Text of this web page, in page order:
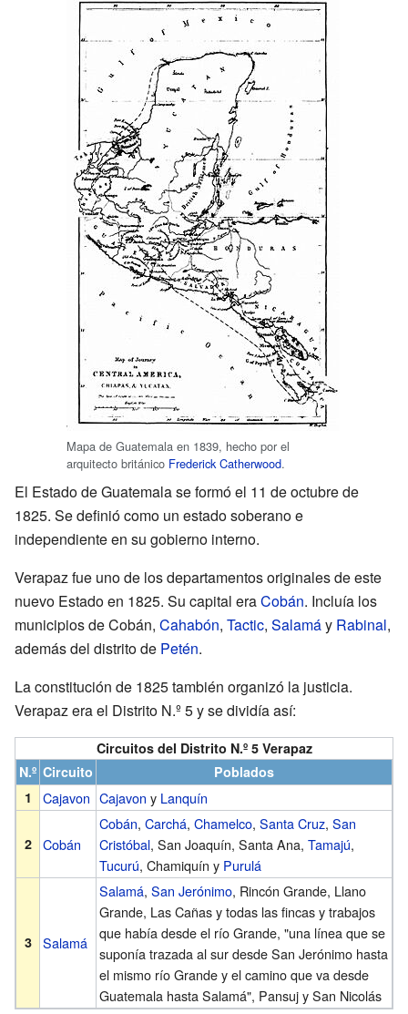
Mapa de Guatemala en 1839, hecho por el
arquitecto británico Frederick Catherwood.
El Estado de Guatemala se formó el 11 de octubre de
1825. Se definió como un estado soberano e
independiente en su gobierno interno.
Verapaz fue uno de los departamentos originales de este
nuevo Estado en 1825. Su capital eraCobán. Incluía los
municipios de Cobán, Cahabón, Tactic, Salamáy Rabinal,
además del distrito de Petén.
La constitución de 1825 también organizó la justicia.
Verapaz era el Distrito N.º 5 y se dividía así:
Circuitos del Distrito N.º 5 Verapaz
N.º Circuito
Poblados
1
Cajavon Cajavon y Lanquín
2 Cobán
Cobán, Carchá, Chamelco, Santa Cruz, San
Cristóbal, San Joaquín, Santa Ana, Tamajú,
Tucurú, Chamiquín y Purulá
3 Salamá
Salamá, San Jerónimo, Rincón Grande, Llano
Grande, Las Cañas y todas las fincas y trabajos
que había desde el río Grande, "una línea que se
suponía trazada al sur desde San Jerónimo hasta
el mismo río Grande y el camino que va desde
Guatemala hasta Salamá", Pansuj y San Nicolás